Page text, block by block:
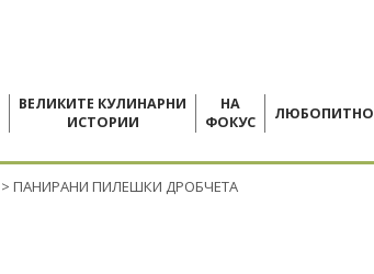
ВЕЛИКИТЕ КУЛИНАРНИ
ИСТОРИИ
НА
ФОКУС
ЛЮБОПИТНО
> ПАНИРАНИ ПИЛЕШКИ ДРОБЧЕТА